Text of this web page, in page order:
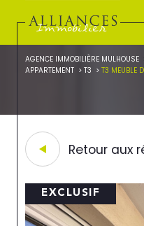
AGENCE IMMOBILIÈRE MULHOUSE
APPARTEMENT
T3 T3 MEUBLE
Retour aux
EXCLUSIF